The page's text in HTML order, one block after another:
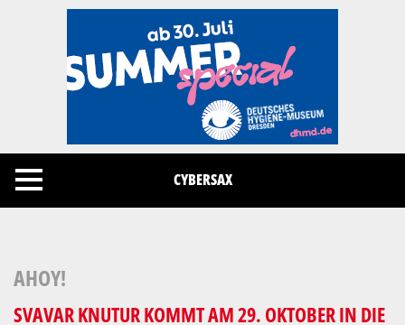
CYBERSAX
AHOY!
SVAVAR KNUTUR KOMMT AM 29. OKTOBER IN DIE
Cookies management panel